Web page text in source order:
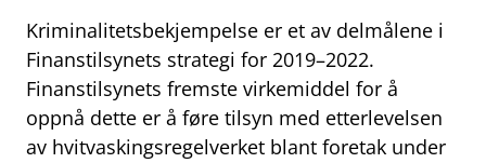
supervisor_accountForbrukerinformasjon
businessOm Finanstilsynet
mail_outlineKontakt oss
Kriminalitetsbekjempelse er et av delmålene i
Finanstilsynets strategi for 2019–2022.
Finanstilsynets fremste virkemiddel for å
oppnå dette er å føre tilsyn med etterlevelsen
av hvitvaskingsregelverket blant foretak under